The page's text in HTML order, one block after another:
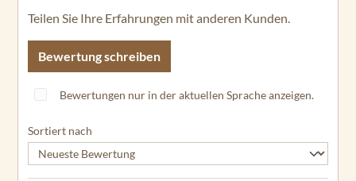
Teilen Sie Ihre Erfahrungen mit anderen Kunden.
Bewertung schreiben
Bewertungen nur in der aktuellen Sprache anzeigen.
Sortiert nach